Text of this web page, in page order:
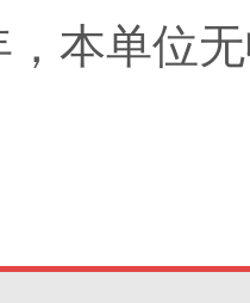
，本单位